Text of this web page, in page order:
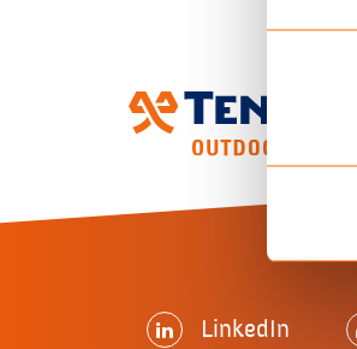
LinkedIn